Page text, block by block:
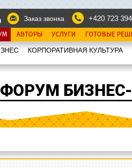
Заказ звонка
+420 723
АВТОРЫ УСЛУГИ ГОТОВЫЕ
КОРПОРАТИВНАЯ КУЛЬТУРА
ФОРУМ